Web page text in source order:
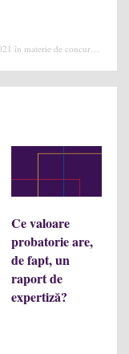
Cum a fost 2021 în materie de concurență și la ce se poate aștepta mediul economic în 2022
Ce valoare
probatorie are,
de fapt, un
raport de
expertiză?